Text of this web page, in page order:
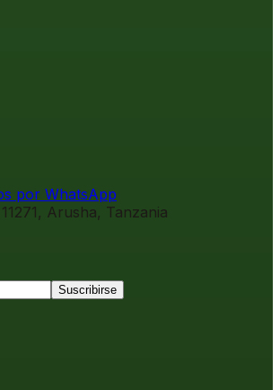
por WhatsApp
Arusha, Tanzania
Suscribirse